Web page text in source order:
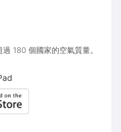
180 個國家的空氣質量。